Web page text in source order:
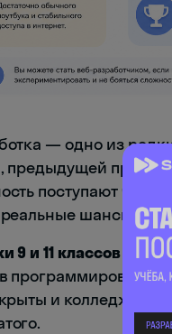
— одно из
предыдущей
поступают
шансы на
9 и 11 классов—
и колледжи